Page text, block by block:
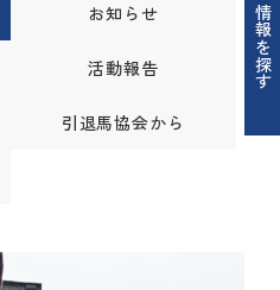
情報を探す
お知らせ
活動報告
引退馬協会から